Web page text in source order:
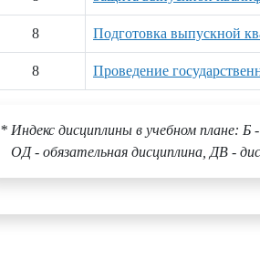
8 Подготовка выпускной
8 Проведение
* Индекс дисциплины в учебном плане: Б
ОД - обязательная дисциплина, ДВ -